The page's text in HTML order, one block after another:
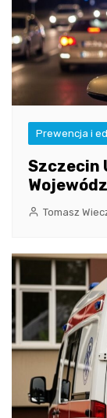
Prewencja i
Szczecin
Tomasz